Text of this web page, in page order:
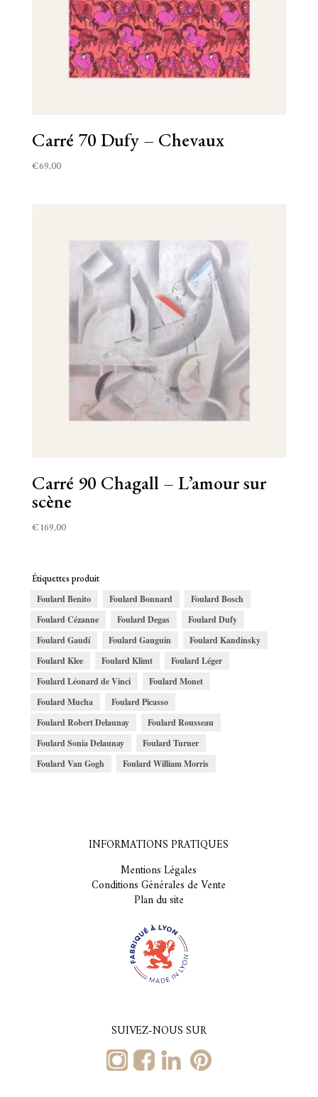
Carré 70 Dufy – Chevaux
€69,00
Carré 90 Chagall – L’amour sur
scène
€169,00
Étiquettes produit
Foulard Benito
Foulard Bonnard
Foulard Bosch
Foulard Cézanne
Foulard Degas
Foulard Dufy
Foulard Gaudí
Foulard Gauguin
Foulard Kandinsky
Foulard Klee
Foulard Klimt
Foulard Léger
Foulard Léonard de Vinci
Foulard Monet
Foulard Mucha
Foulard Picasso
Foulard Robert Delaunay
Foulard Rousseau
Foulard Sonia Delaunay
Foulard Turner
Foulard Van Gogh
Foulard William Morris
INFORMATIONS PRATIQUES
Mentions Légales
Conditions Générales de Vente
Plan du site
SUIVEZ-NOUS SUR